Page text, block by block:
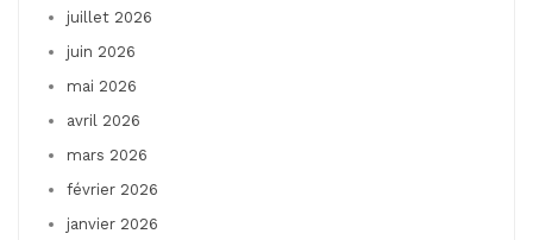
juillet 2026
juin 2026
mai 2026
avril 2026
mars 2026
février 2026
janvier 2026